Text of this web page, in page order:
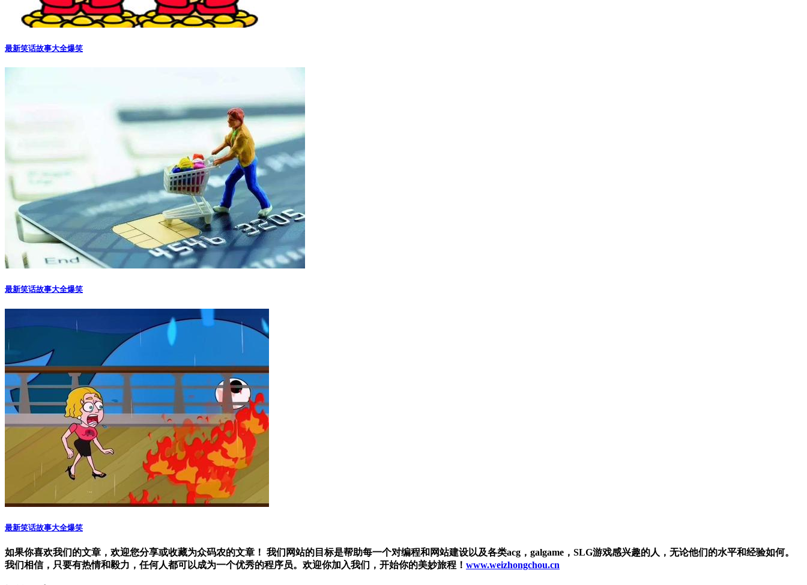
最新笑话故事大全爆笑
最新笑话故事大全爆笑
最新笑话故事大全爆笑
如果你喜欢我们的文章，欢迎您分享或收藏为众码农的文章！ 我们网站的目标是帮助每一个对编程和网站建设以及各类acg，galgame，SLG游戏感兴趣的人，无论他们的水平和经验如何。
我们相信，只要有热情和毅力，任何人都可以成为一个优秀的程序员。欢迎你加入我们，开始你的美妙旅程！ www.weizhongchou.cn